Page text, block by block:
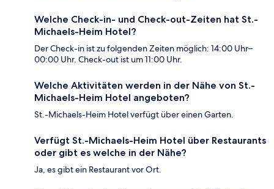
Welche Check-in- und Check-out-Zeiten hat St.-
Michaels-Heim Hotel?
Der Check-in ist zu folgenden Zeiten möglich: 14:00 Uhr–
00:00 Uhr. Check-out ist um 11:00 Uhr.
Welche Aktivitäten werden in der Nähe von St.-
Michaels-Heim Hotel angeboten?
St.-Michaels-Heim Hotel verfügt über einen Garten.
Verfügt St.-Michaels-Heim Hotel über Restaurants
oder gibt es welche in der Nähe?
Ja, es gibt ein Restaurant vor Ort.